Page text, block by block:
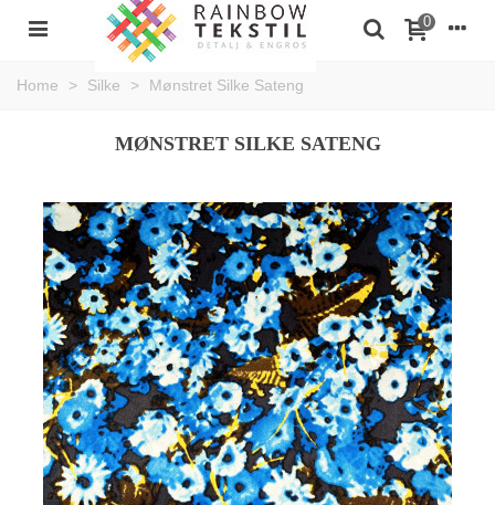
0
Home > Silke > Mønstret Silke Sateng
MØNSTRET SILKE SATENG